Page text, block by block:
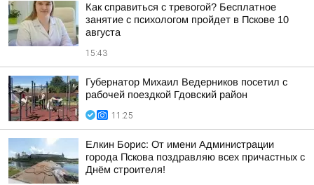
Как справиться с тревогой? Бесплатное
занятие с психологом пройдет в Пскове 10
августа
15:43
Губернатор Михаил Ведерников посетил с
рабочей поездкой Гдовский район
11:25
Елкин Борис: От имени Администрации
города Пскова поздравляю всех причастных с
Днём строителя!